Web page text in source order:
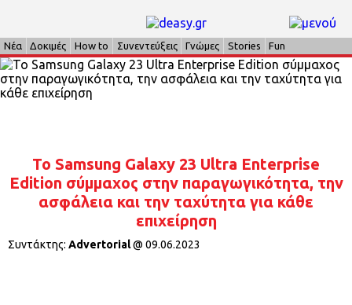
Νέα Δοκιμές How to Συνεντεύξεις Γνώμες Stories Fun
Το Samsung Galaxy 23 Ultra Enterprise
Edition σύμμαχος στην παραγωγικότητα, την
ασφάλεια και την ταχύτητα για κάθε
επιχείρηση
Συντάκτης: Advertorial@ 09.06.2023